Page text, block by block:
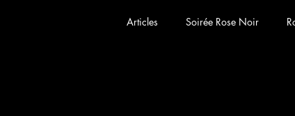
Articles Soirée Rose Noir